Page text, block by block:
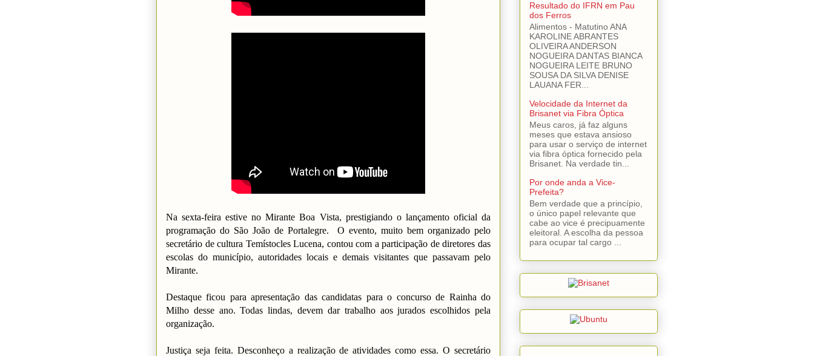
Na sexta-feira estive no Mirante Boa Vista, prestigiando o lançamento oficial da
programação do São João de Portalegre. O evento, muito bem organizado pelo
secretário de cultura Temístocles Lucena, contou com a participação de diretores das
escolas do município, autoridades locais e demais visitantes que passavam pelo
Mirante.
Destaque ficou para apresentação das candidatas para o concurso de Rainha do
Milho desse ano. Todas lindas, devem dar trabalho aos jurados escolhidos pela
organização.
Justiça seja feita. Desconheço a realização de atividades como essa. O secretário
Resultado do IFRN em Pau
dos Ferros
Alimentos - Matutino ANA
KAROLINE ABRANTES
OLIVEIRA ANDERSON
NOGUEIRA DANTAS BIANCA
NOGUEIRA LEITE BRUNO
SOUSA DA SILVA DENISE
LAUANA FER...
Velocidade da Internet da
Brisanet via Fibra Óptica
Meus caros, já faz alguns
meses que estava ansioso
para usar o serviço de internet
via fibra óptica fornecido pela
Brisanet. Na verdade tin...
Por onde anda a Vice-
Prefeita?
Bem verdade que a princípio,
o único papel relevante que
cabe ao vice é precipuamente
eleitoral. A escolha da pessoa
para ocupar tal cargo ...